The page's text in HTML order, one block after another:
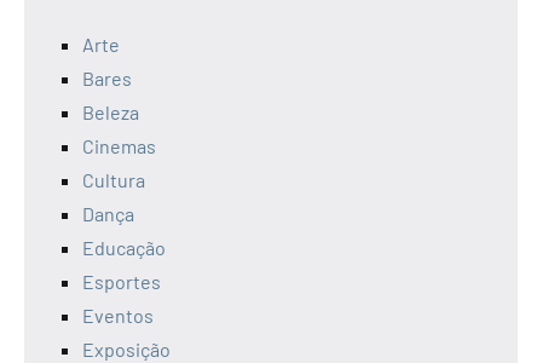
Arte
Bares
Beleza
Cinemas
Cultura
Dança
Educação
Esportes
Eventos
Exposição